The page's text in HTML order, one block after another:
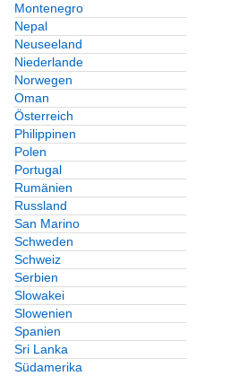
Montenegro
Nepal
Neuseeland
Niederlande
Norwegen
Oman
Österreich
Philippinen
Polen
Portugal
Rumänien
Russland
San Marino
Schweden
Schweiz
Serbien
Slowakei
Slowenien
Spanien
Sri Lanka
Südamerika